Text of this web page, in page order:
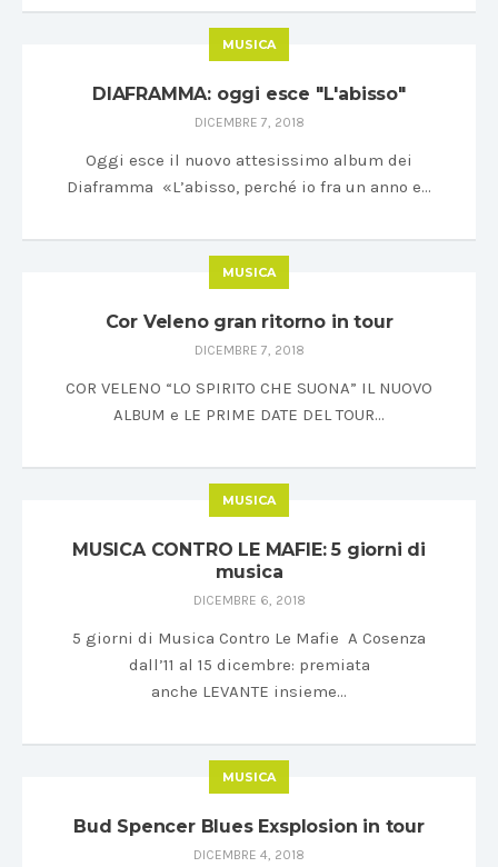
MUSICA
DIAFRAMMA: oggi esce "L'abisso"
DICEMBRE 7, 2018
Oggi esce il nuovo attesissimo album dei
Diaframma «L’abisso, perché io fra un anno e…
MUSICA
Cor Veleno gran ritorno in tour
DICEMBRE 7, 2018
COR VELENO “LO SPIRITO CHE SUONA” IL NUOVO
ALBUM e LE PRIME DATE DEL TOUR…
MUSICA
MUSICA CONTRO LE MAFIE: 5 giorni di
musica
DICEMBRE 6, 2018
5 giorni di Musica Contro Le Mafie A Cosenza
dall’11 al 15 dicembre: premiata
anche LEVANTE insieme…
MUSICA
Bud Spencer Blues Exsplosion in tour
DICEMBRE 4, 2018